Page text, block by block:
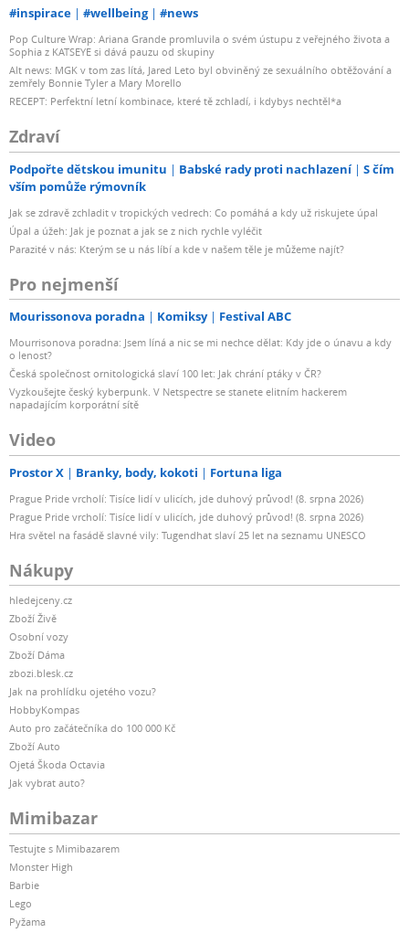
#inspirace #wellbeing #news
Pop Culture Wrap: Ariana Grande promluvila o svém ústupu z veřejného života a
Sophia z KATSEYE si dává pauzu od skupiny
Alt news: MGK v tom zas lítá, Jared Leto byl obviněný ze sexuálního obtěžování a
zemřely Bonnie Tyler a Mary Morello
RECEPT: Perfektní letní kombinace, které tě zchladí, i kdybys nechtěl*a
Zdraví
Podpořte dětskou imunitu Babské rady proti nachlazení
S čím
vším pomůže rýmovník
Jak se zdravě zchladit v tropických vedrech: Co pomáhá a kdy už riskujete úpal
Úpal a úžeh: Jak je poznat a jak se z nich rychle vyléčit
Parazité v nás: Kterým se u nás líbí a kde v našem těle je můžeme najít?
Pro nejmenší
Mourissonova poradna Komiksy Festival ABC
Mourrisonova poradna: Jsem líná a nic se mi nechce dělat: Kdy jde o únavu a kdy
o lenost?
Česká společnost ornitologická slaví 100 let: Jak chrání ptáky v ČR?
Vyzkoušejte český kyberpunk. V Netspectre se stanete elitním hackerem
napadajícím korporátní sítě
Video
Prostor X Branky, body, kokoti Fortuna liga
Prague Pride vrcholí: Tisíce lidí v ulicích, jde duhový průvod! (8. srpna 2026)
Prague Pride vrcholí: Tisíce lidí v ulicích, jde duhový průvod! (8. srpna 2026)
Hra světel na fasádě slavné vily: Tugendhat slaví 25 let na seznamu UNESCO
Nákupy
hledejceny.cz
Zboží Živě
Osobní vozy
Zboží Dáma
zbozi.blesk.cz
Jak na prohlídku ojetého vozu?
HobbyKompas
Auto pro začátečníka do 100 000 Kč
Zboží Auto
Ojetá Škoda Octavia
Jak vybrat auto?
Mimibazar
Testujte s Mimibazarem
Monster High
Barbie
Lego
Pyžama